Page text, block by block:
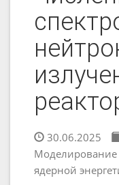
30.06.2025
Моделирование
ядерной